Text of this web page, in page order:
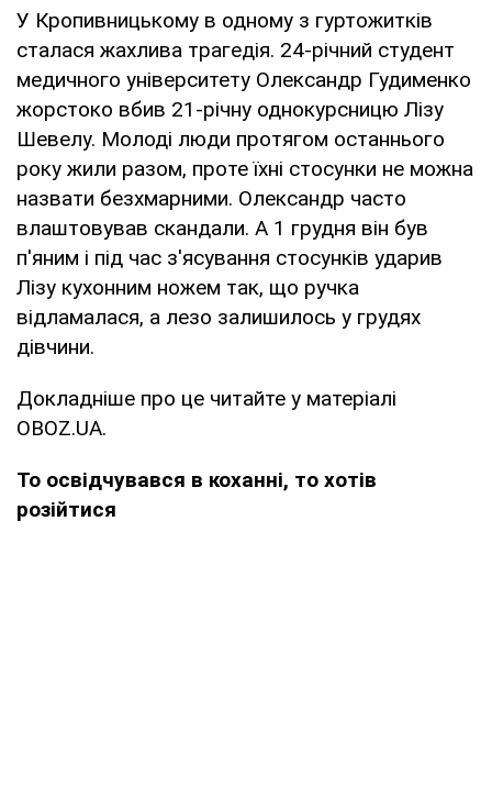
У Кропивницькому в одному з гуртожитків
сталася жахлива трагедія. 24-річний студент
медичного університету Олександр Гудименко
жорстоко вбив 21-річну однокурсницю Лізу
Шевелу. Молоді люди протягом останнього
року жили разом, проте їхні стосунки не можна
назвати безхмарними. Олександр часто
влаштовував скандали. А 1 грудня він був
п'яним і під час з'ясування стосунків ударив
Лізу кухонним ножем так, що ручка
відламалася, а лезо залишилось у грудях
дівчини.
Докладніше про це читайте у матеріалі
OBOZ.UA.
То освідчувався в коханні, то хотів
розійтися